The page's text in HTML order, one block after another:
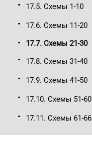
17.5. Схемы 1-10
17.6. Схемы 11-20
17.7. Схемы 21-30
17.8. Схемы 31-40
17.9. Схемы 41-50
17.10. Схемы 51-60
17.11. Схемы 61-66